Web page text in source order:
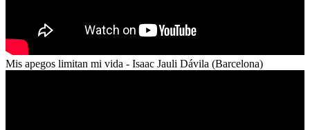
Mis apegos limitan mi vida - Isaac Jauli Dávila (Barcelona)